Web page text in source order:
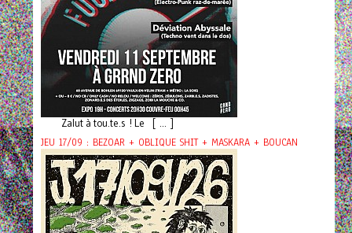
Zalut à tou.te.s ! Le [ ... ]
JEU 17/09 : BEZOAR + OBLIQUE SHIT + MASKARA + BOUCAN